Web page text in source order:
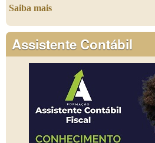
Saiba mais
Assistente Contábil